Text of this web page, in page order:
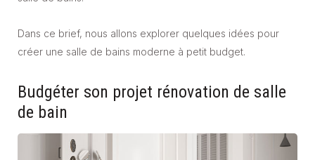
Dans ce brief, nous allons explorer quelques idées pour
créer une salle de bains moderne à petit budget.
Budgéter son projet rénovation de salle
de bain